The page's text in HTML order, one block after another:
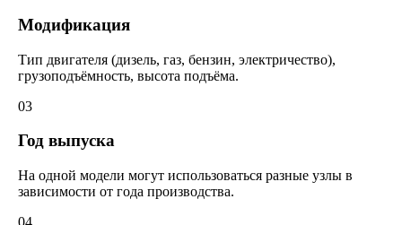
Модификация
Тип двигателя (дизель, газ, бензин, электричество),
грузоподъёмность, высота подъёма.
03
Год выпуска
На одной модели могут использоваться разные узлы в
зависимости от года производства.